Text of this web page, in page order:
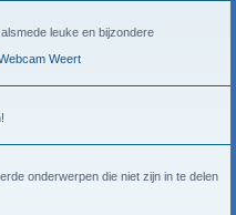
leuke en bijzondere
Weert
onderwerpen die niet zijn in te delen